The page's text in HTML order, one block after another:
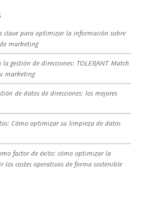
clave para optimizar la información sobre
marketing
gestión de direcciones: TOLERANT Match
marketing
de datos de direcciones: los mejores
Cómo optimizar su limpieza de datos
factor de éxito: cómo optimizar la
los costes operativos de forma sostenible